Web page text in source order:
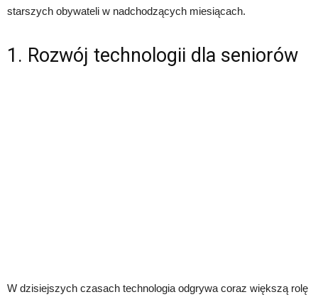
starszych obywateli w nadchodzących miesiącach.
1. Rozwój technologii dla seniorów
W dzisiejszych czasach technologia odgrywa coraz większą rolę